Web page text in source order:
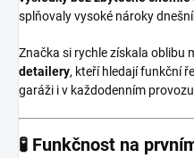
splňovaly vysoké nároky
Značka si rychle získala oblibu
detailery, kteří hledají funkční
garáži i v každodenním
🧪 Funkčnost na